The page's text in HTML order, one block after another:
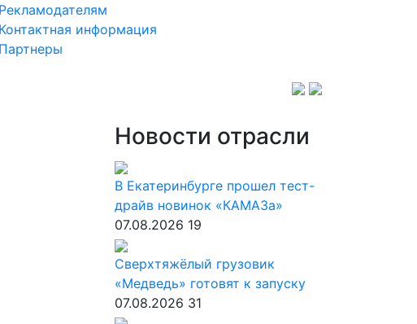
Рекламодателям
Контактная информация
Партнеры
Новости отрасли
В Екатеринбурге прошел тест-
драйв новинок «КАМАЗа»
07.08.2026 19
Сверхтяжёлый грузовик
«Медведь» готовят к запуску
07.08.2026 31